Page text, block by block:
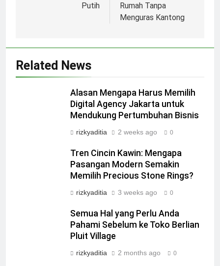
Putih
Rumah Tanpa
Menguras Kantong
Related News
Alasan Mengapa Harus Memilih
Digital Agency Jakarta untuk
Mendukung Pertumbuhan Bisnis
rizkyaditia 2 weeks ago 0
Tren Cincin Kawin: Mengapa
Pasangan Modern Semakin
Memilih Precious Stone Rings?
rizkyaditia 3 weeks ago 0
Semua Hal yang Perlu Anda
Pahami Sebelum ke Toko Berlian
Pluit Village
rizkyaditia 2 months ago 0